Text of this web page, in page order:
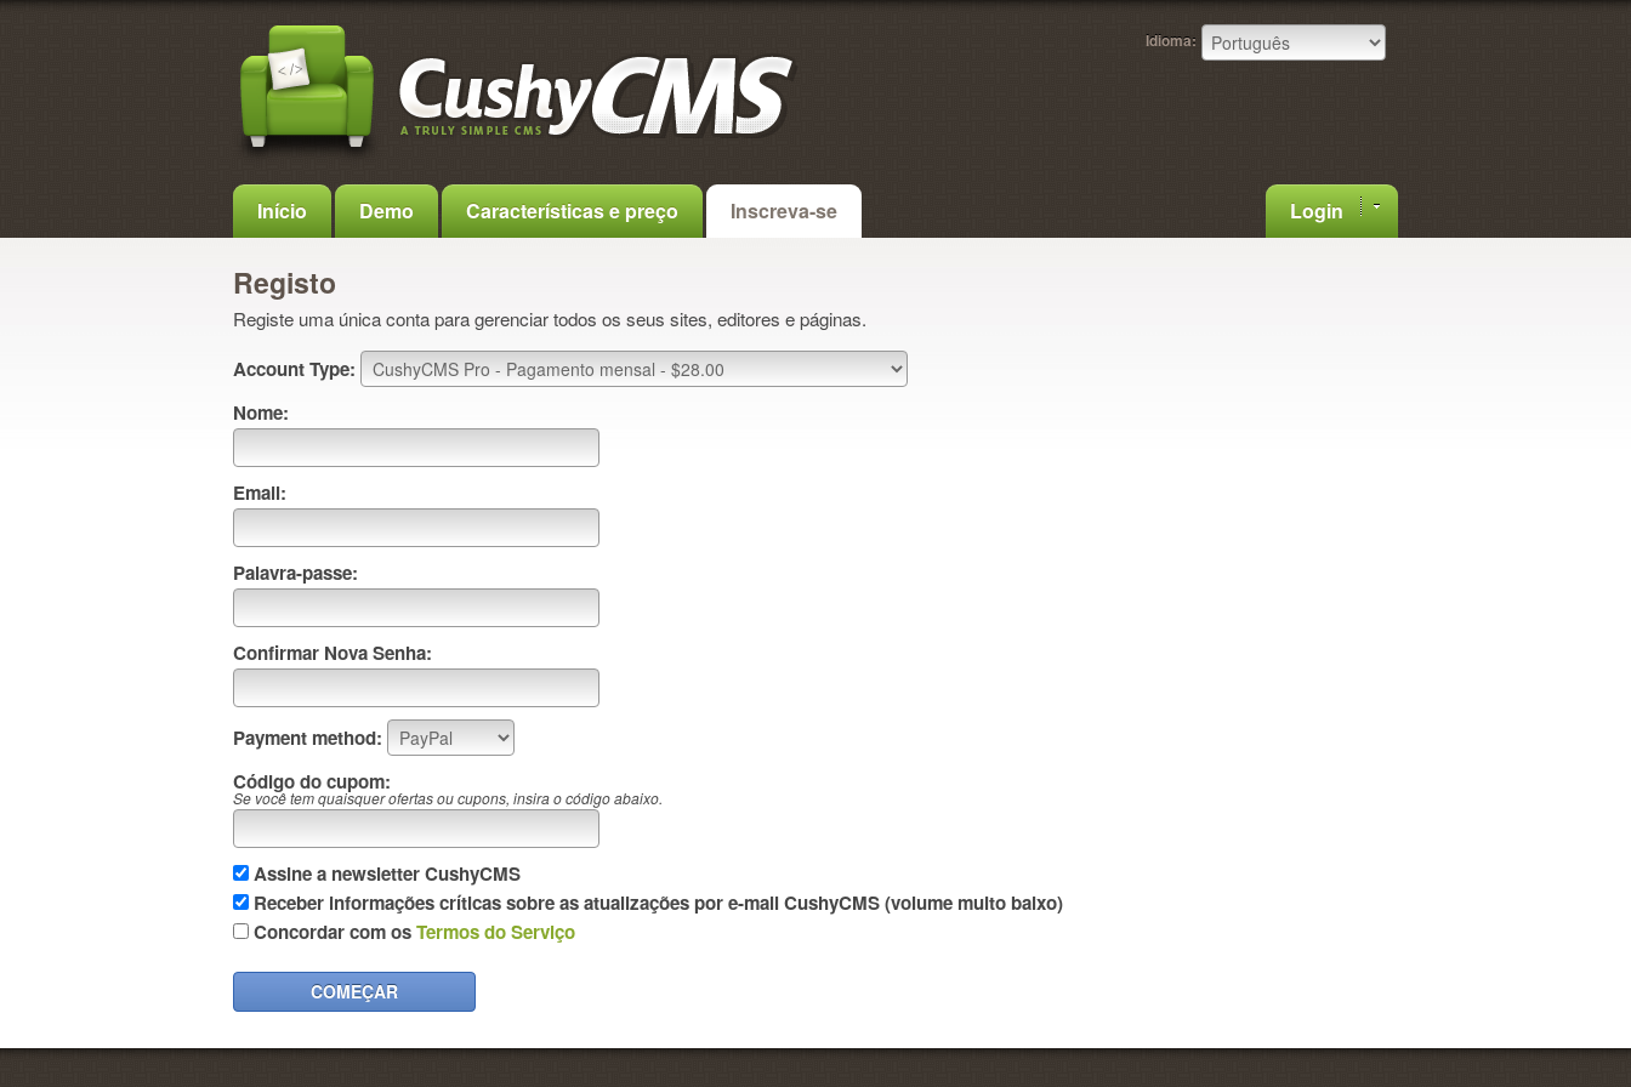
Idioma:
Início Demo Características e preço Inscreva-se Login
Registo
Registe uma única conta para gerenciar todos os seus sites, editores e páginas.
Account Type:
Nome:
Email:
Palavra-passe:
Confirmar Nova Senha:
Payment method:
Código do cupom:
Se você tem quaisquer ofertas ou cupons, insira o código abaixo.
Assine a newsletter CushyCMS
Receber informações críticas sobre as atualizações por e-mail CushyCMS (volume muito baixo)
Concordar com osTermos do Serviço
COMEÇAR